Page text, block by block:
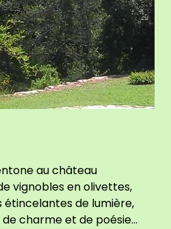
au château
vignobles en olivettes,
étincelantes de lumière,
charme et de poésie...